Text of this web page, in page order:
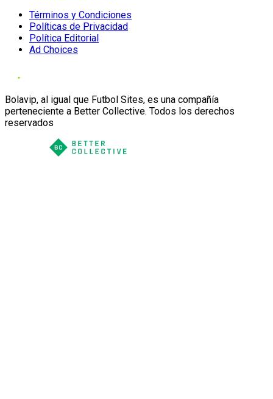
Términos y Condiciones
Políticas de Privacidad
Política Editorial
Ad Choices
Bolavip, al igual que Futbol Sites, es una compañía
perteneciente a Better Collective. Todos los derechos
reservados